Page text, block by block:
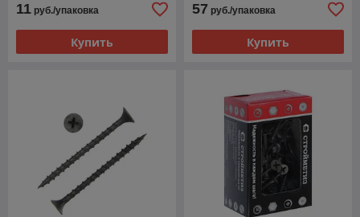
11 руб./упаковка
Купить
57 руб./упаковка
Купить